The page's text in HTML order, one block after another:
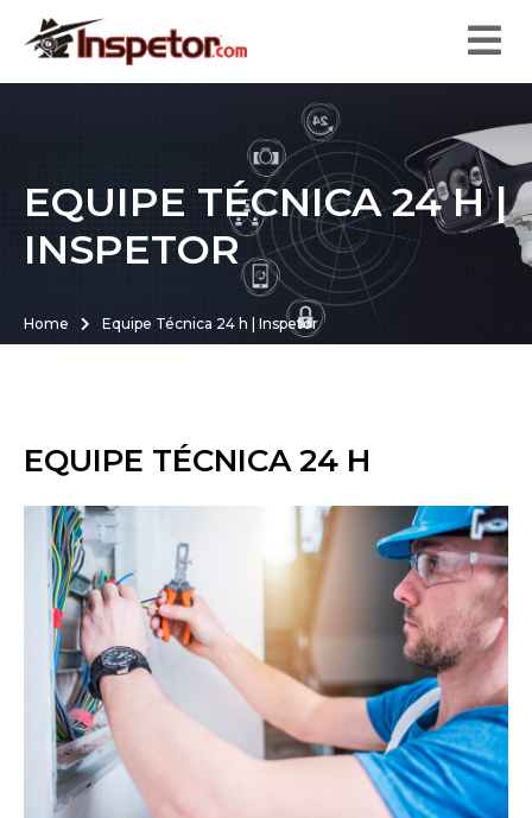
EQUIPE TÉCNICA 24 H |
INSPETOR
Home Equipe Técnica 24 h | Inspetor
EQUIPE TÉCNICA 24 H